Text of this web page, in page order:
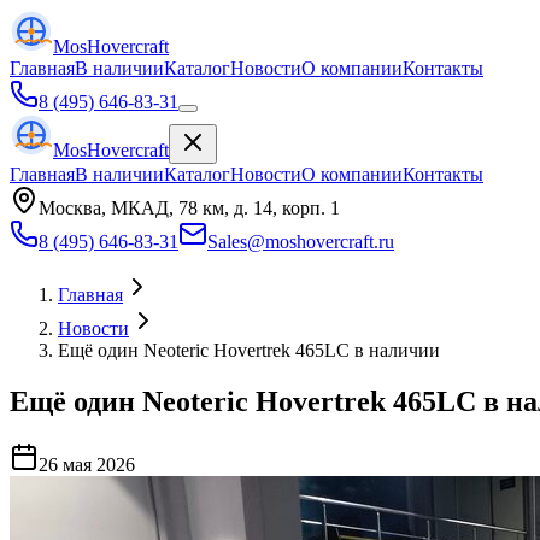
MosHovercraft
ГлавнаяВ наличииКаталогНовостиО компанииКонтакты
8 (495) 646-83-31
MosHovercraft
ГлавнаяВ наличииКаталогНовостиО компанииКонтакты
Москва, МКАД, 78 км, д. 14, корп. 1
8 (495) 646-83-31
Sales@moshovercraft.ru
Главная
Новости
Ещё один Neoteric Hovertrek 465LC в наличии
Ещё один Neoteric Hovertrek 465LC в
26 мая 2026